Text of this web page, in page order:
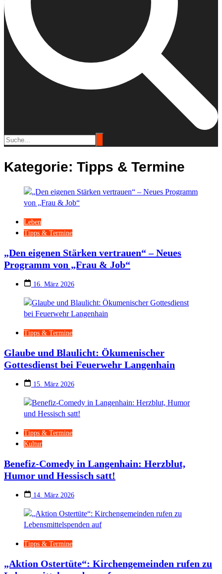
Kategorie: Tipps & Termine
Leben
Tipps & Termine
„Den eigenen Stärken vertrauen“ – Neues
Programm von „Frau & Job“
16. März 2026
Tipps & Termine
Glaube und Blaulicht: Ökumenischer
Gottesdienst bei Feuerwehr Langenhain
15. März 2026
Tipps & Termine
Kultur
Benefiz-Comedy in Langenhain: Herzblut,
Humor und Hessisch satt!
14. März 2026
Tipps & Termine
„Aktion Ostertüte“: Kirchengemeinden rufen zu